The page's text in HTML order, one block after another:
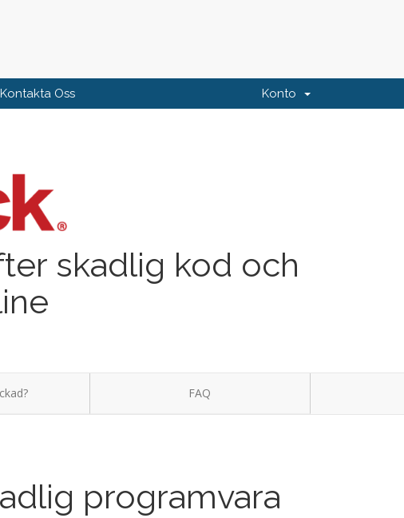
Kontakta Oss Konto
skadlig kod och
FAQ
programvara